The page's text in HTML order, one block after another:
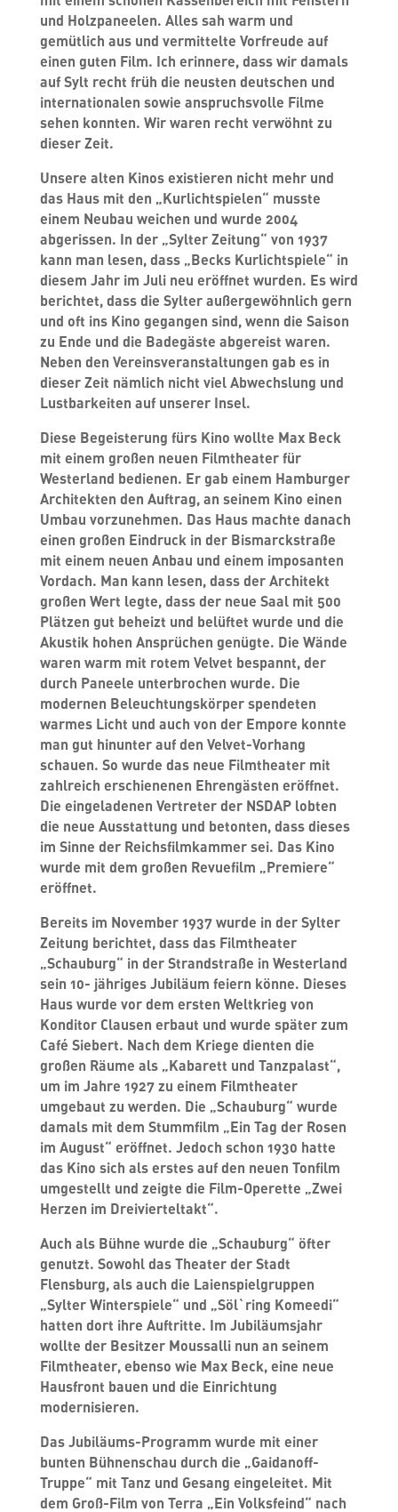
und Holzpaneelen. Alles sah warm und
gemütlich aus und vermittelte Vorfreude auf
einen guten Film. Ich erinnere, dass wir damals
auf Sylt recht früh die neusten deutschen und
internationalen sowie anspruchsvolle Filme
sehen konnten. Wir waren recht verwöhnt zu
dieser Zeit.
Unsere alten Kinos existieren nicht mehr und
das Haus mit den „Kurlichtspielen“ musste
einem Neubau weichen und wurde 2004
abgerissen. In der „Sylter Zeitung“ von 1937
kann man lesen, dass „Becks Kurlichtspiele“ in
diesem Jahr im Juli neu eröffnet wurden. Es wird
berichtet, dass die Sylter außergewöhnlich gern
und oft ins Kino gegangen sind, wenn die Saison
zu Ende und die Badegäste abgereist waren.
Neben den Vereinsveranstaltungen gab es in
dieser Zeit nämlich nicht viel Abwechslung und
Lustbarkeiten auf unserer Insel.
Diese Begeisterung fürs Kino wollte Max Beck
mit einem großen neuen Filmtheater für
Westerland bedienen. Er gab einem Hamburger
Architekten den Auftrag, an seinem Kino einen
Umbau vorzunehmen. Das Haus machte danach
einen großen Eindruck in der Bismarckstraße
mit einem neuen Anbau und einem imposanten
Vordach. Man kann lesen, dass der Architekt
großen Wert legte, dass der neue Saal mit 500
Plätzen gut beheizt und belüftet wurde und die
Akustik hohen Ansprüchen genügte. Die Wände
waren warm mit rotem Velvet bespannt, der
durch Paneele unterbrochen wurde. Die
modernen Beleuchtungskörper spendeten
warmes Licht und auch von der Empore konnte
man gut hinunter auf den Velvet-Vorhang
schauen. So wurde das neue Filmtheater mit
zahlreich erschienenen Ehrengästen eröffnet.
Die eingeladenen Vertreter der NSDAP lobten
die neue Ausstattung und betonten, dass dieses
im Sinne der Reichsfilmkammer sei. Das Kino
wurde mit dem großen Revuefilm „Premiere“
eröffnet.
Bereits im November 1937 wurde in der Sylter
Zeitung berichtet, dass das Filmtheater
„Schauburg“ in der Strandstraße in Westerland
sein 10- jähriges Jubiläum feiern könne. Dieses
Haus wurde vor dem ersten Weltkrieg von
Konditor Clausen erbaut und wurde später zum
Café Siebert. Nach dem Kriege dienten die
großen Räume als „Kabarett und Tanzpalast“,
um im Jahre 1927 zu einem Filmtheater
umgebaut zu werden. Die „Schauburg“ wurde
damals mit dem Stummfilm „Ein Tag der Rosen
im August“ eröffnet. Jedoch schon 1930 hatte
das Kino sich als erstes auf den neuen Tonfilm
umgestellt und zeigte die Film-Operette „Zwei
Herzen im Dreivierteltakt“.
Auch als Bühne wurde die „Schauburg“ öfter
genutzt. Sowohl das Theater der Stadt
Flensburg, als auch die Laienspielgruppen
„Sylter Winterspiele“ und „Söl`ring Komeedi“
hatten dort ihre Auftritte. Im Jubiläumsjahr
wollte der Besitzer Moussalli nun an seinem
Filmtheater, ebenso wie Max Beck, eine neue
Hausfront bauen und die Einrichtung
modernisieren.
Das Jubiläums-Programm wurde mit einer
bunten Bühnenschau durch die „Gaidanoff-
Truppe“ mit Tanz und Gesang eingeleitet. Mit
dem Groß-Film von Terra „Ein Volksfeind“ nach